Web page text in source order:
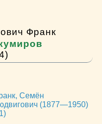
Франк
Семён
(1877—1950)